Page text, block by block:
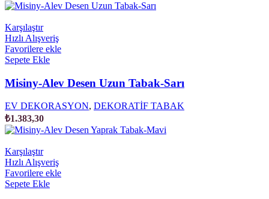
Karşılaştır
Hızlı Alışveriş
Favorilere ekle
Sepete Ekle
Misiny-Alev Desen Uzun Tabak-Sarı
EV DEKORASYON, DEKORATİF TABAK
₺1.383,30
Karşılaştır
Hızlı Alışveriş
Favorilere ekle
Sepete Ekle